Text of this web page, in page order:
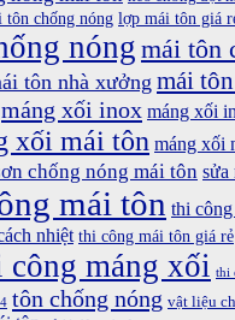
tôn chống nóng lợp mái tôn giá
nóng mái tôn
tôn nhà xưởng mái
máng xối inox máng xối
xối mái tôn máng xối
chống nóng mái tôn sửa
mái tôn thi
nhiệt thi công mái tôn giá rẻ
công máng xối thi
tôn chống nóng vật liệu